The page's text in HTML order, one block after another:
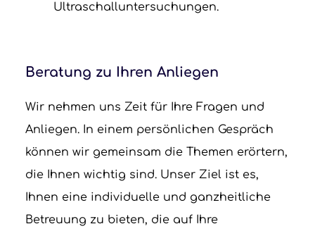
Ultraschalluntersuchungen.
Beratung zu Ihren Anliegen
Wir nehmen uns Zeit für Ihre Fragen und
Anliegen. In einem persönlichen Gespräch
können wir gemeinsam die Themen erörtern,
die Ihnen wichtig sind. Unser Ziel ist es,
Ihnen eine individuelle und ganzheitliche
Betreuung zu bieten, die auf Ihre